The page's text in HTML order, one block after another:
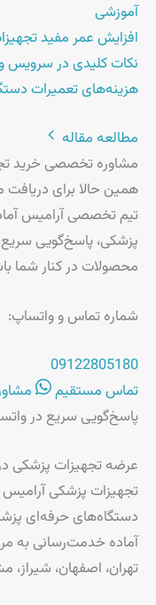
آموزشی
افزایش عمر مفید
نکات کلیدی در سرویس
هزینه‌های تعمیرات دستگاه‌های
مطالعه مقاله
مشاوره تخصصی خرید
همین حالا برای دریافت
تیم تخصصی آرامیس
پزشکی، پاسخ‌گویی
محصولات در کنار شما
شماره تماس و واتساپ:
09122805180
تماس مستقیم
پاسخ‌گویی سریع در
عرضه تجهیزات پزشکی
تجهیزات پزشکی آرامیس
دستگاه‌های حرفه‌ای
آماده خدمت‌رسانی به
تهران، اصفهان،